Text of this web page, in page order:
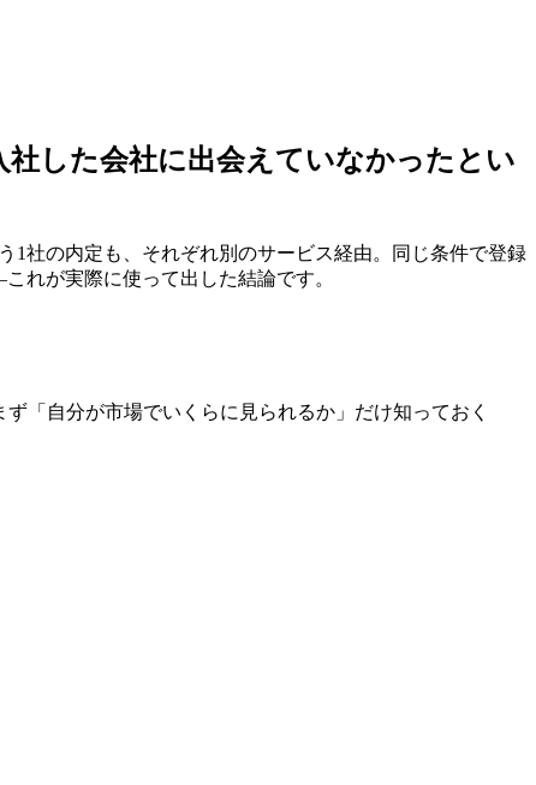
した会社に出会えていなかった とい
1社の内定も、それぞれ別のサービス経由。同じ条件で登録
れが実際に使って出した結論です。
「自分が市場でいくらに見られるか」だけ知っておく